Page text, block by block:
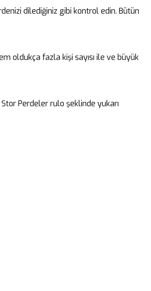
dilediğiniz gibi kontrol edin. Bütün
oldukça fazla kişi sayısı ile ve büyük
Perdeler rulo şeklinde yukarı